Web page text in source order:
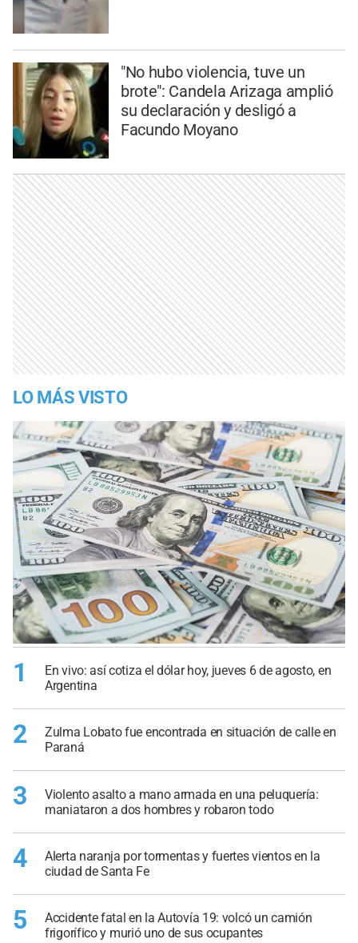
"No hubo violencia, tuve un
brote": Candela Arizaga amplió
su declaración y desligó a
Facundo Moyano
LO MÁS VISTO
1
En vivo: así cotiza el dólar hoy, jueves 6 de agosto, en
Argentina
2
Zulma Lobato fue encontrada en situación de calle en
Paraná
3
Violento asalto a mano armada en una peluquería:
maniataron a dos hombres y robaron todo
4
Alerta naranja por tormentas y fuertes vientos en la
ciudad de Santa Fe
5
Accidente fatal en la Autovía 19: volcó un camión
frigorífico y murió uno de sus ocupantes